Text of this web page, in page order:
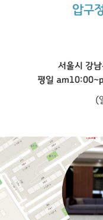
압구
서울시 강
평일
(